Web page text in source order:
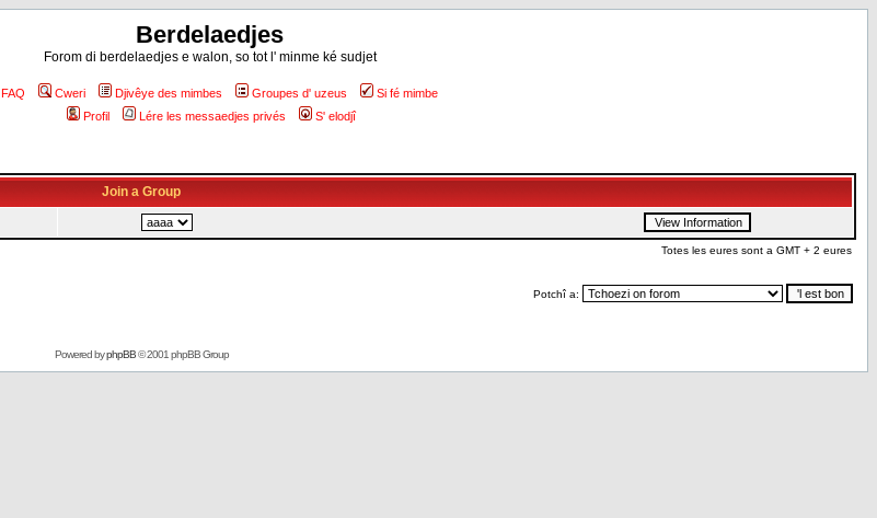
Berdelaedjes
Forom di berdelaedjes e walon, so tot l' minme ké sudjet
FAQ Cweri Djivêye des mimbes Groupes d' uzeus
Si fé mimbe
Profil
Lére les messaedjes privés S' elodjî
Join a Group
Totes les eures sont a GMT + 2 eures
Potchî a:
Powered byphpBB© 2001 phpBB Group